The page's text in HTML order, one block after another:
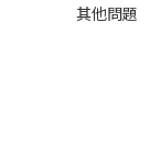
其他問題